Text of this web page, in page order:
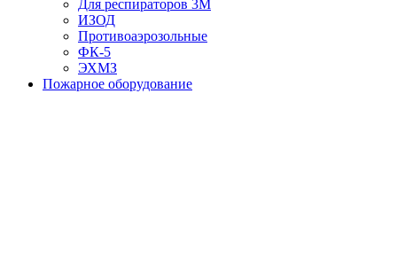
Для респираторов 3М
ИЗОД
Противоаэрозольные
ФК-5
ЭХМЗ
Пожарное оборудование